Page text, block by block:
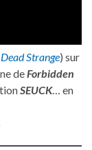
Strange) sur
deForbidden
SEUCK… en